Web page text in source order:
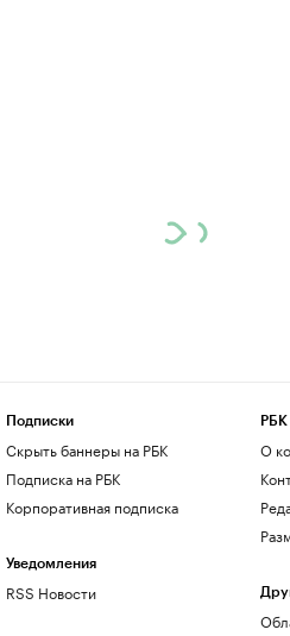
Подписки
Скрыть баннеры на РБК
Подписка на РБК
Корпоративная подписка
Уведомления
RSS Новости
РБК
О